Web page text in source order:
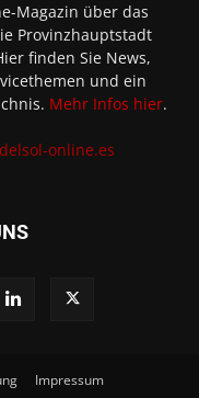
Magazin über das
Provinzhauptstadt
finden Sie News,
und ein
Mehr Infos hier.
online.es
Impressum